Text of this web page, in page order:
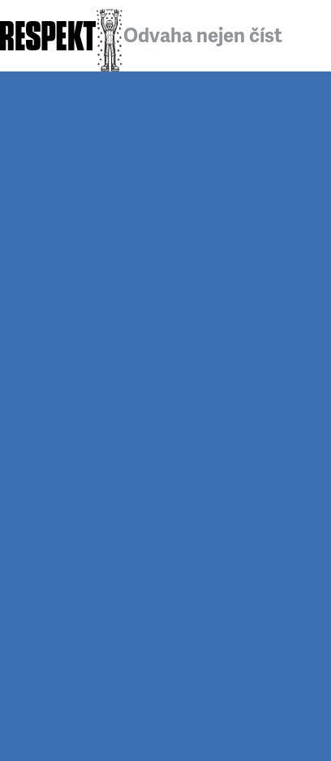
Odvaha nejen číst